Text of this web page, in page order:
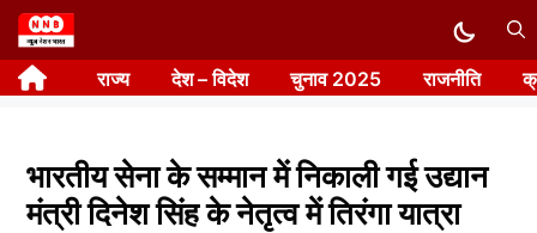
Skip
to
content राज्य देश – विदेश चुनाव 2025 राजनीति
भारतीय सेना के सम्मान में निकाली गई उद्यान
मंत्री दिनेश सिंह के नेतृत्व में तिरंगा यात्रा